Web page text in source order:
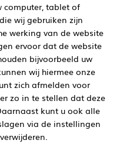
computer, tablet of
wij gebruiken zijn
werking van de website
ervoor dat de website
bijvoorbeeld uw
wij hiermee onze
zich afmelden voor
zo in te stellen dat deze
kunt u ook alle
via de instellingen